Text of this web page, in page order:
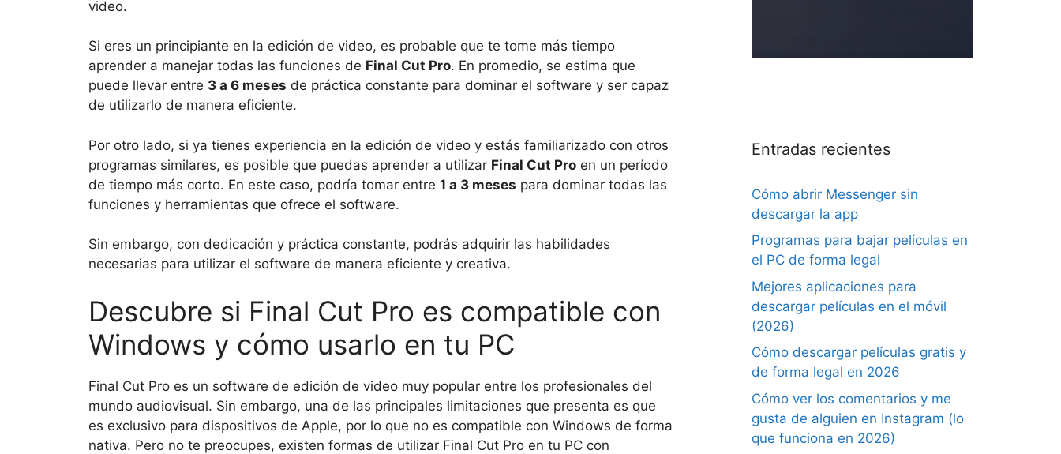
video.
Si eres un principiante en la edición de video, es probable que te tome más tiempo
aprender a manejar todas las funciones de Final Cut Pro. En promedio, se estima que
puede llevar entre 3 a 6 meses de práctica constante para dominar el software y ser capaz
de utilizarlo de manera eficiente.
Por otro lado, si ya tienes experiencia en la edición de video y estás familiarizado con otros
programas similares, es posible que puedas aprender a utilizar Final Cut Pro en un período
de tiempo más corto. En este caso, podría tomar entre 1 a 3 meses para dominar todas las
funciones y herramientas que ofrece el software.
Sin embargo, con dedicación y práctica constante, podrás adquirir las habilidades
necesarias para utilizar el software de manera eficiente y creativa.
Descubre si Final Cut Pro es compatible con
Windows y cómo usarlo en tu PC
Final Cut Pro es un software de edición de video muy popular entre los profesionales del
mundo audiovisual. Sin embargo, una de las principales limitaciones que presenta es que
es exclusivo para dispositivos de Apple, por lo que no es compatible con Windows de forma
nativa. Pero no te preocupes, existen formas de utilizar Final Cut Pro en tu PC con
Entradas recientes
Cómo abrir Messenger sin
descargar la app
Programas para bajar películas en
el PC de forma legal
Mejores aplicaciones para
descargar películas en el móvil
(2026)
Cómo descargar películas gratis y
de forma legal en 2026
Cómo ver los comentarios y me
gusta de alguien en Instagram (lo
que funciona en 2026)